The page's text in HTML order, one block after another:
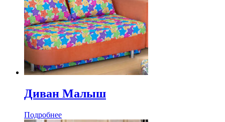
Диван Малыш
Подробнее